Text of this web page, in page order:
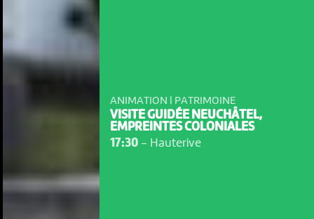
ANIMATION | PATRIMOINE
VISITE GUIDÉE NEUCHÂTEL,
EMPREINTES COLONIALES
17:30- Hauterive